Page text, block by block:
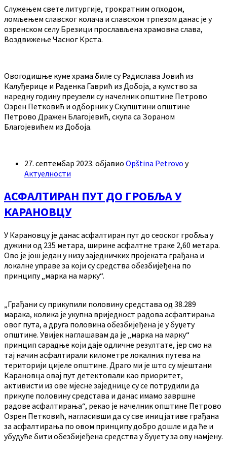
Служењем свете литургије, трократним опходом,
ломљењем славског колача и славском трпезом данас је у
озренском селу Брезици прослављена храмовна слава,
Воздвижење Часног Крста.
Овогодишње куме храма биле су Радислава Јовић из
Калуђерице и Раденка Гаврић из Добоја, а кумство за
наредну годину преузели су начелник општине Петрово
Озрен Петковић и одборник у Скупштини општине
Петрово Дражен Благојевић, скупа са Зораном
Благојевићем из Добоја.
27. септембар 2023. објавио Opština Petrovo у
Актуелности
АСФАЛТИРАН ПУТ ДО ГРОБЉА У
КАРАНОВЦУ
У Карановцу је данас асфалтиран пут до сеоског гробља у
дужини од 235 метара, ширине асфалтне траке 2,60 метара.
Ово је још један у низу заједничких пројеката грађана и
локалне управе за који су средства обезбијеђена по
принципу „марка на марку“.
„Грађани су прикупили половину средстава од 38.289
марака, колика је укупна вриједност радова асфалтирања
овог пута, а друга половина обезбијеђена је у буџету
општине. Увијек наглашавам да је „марка на марку“
принцип сарадње који даје одличне резултате, јер смо на
тај начин асфалтирали километре локалних путева на
територији цијеле општине. Драго ми је што су мјештани
Карановца овај пут детектовали као приоритет,
активисти из ове мјесне заједнице су се потрудили да
прикупе половину средстава и данас имамо завршне
радове асфалтирања“, рекао је начелник општине Петрово
Озрен Петковић, нагласивши да су све иницјативе грађана
за асфалтирања по овом принципу добро дошле и да ће и
убудуће бити обезбијеђена средства у буџету за ову намјену.